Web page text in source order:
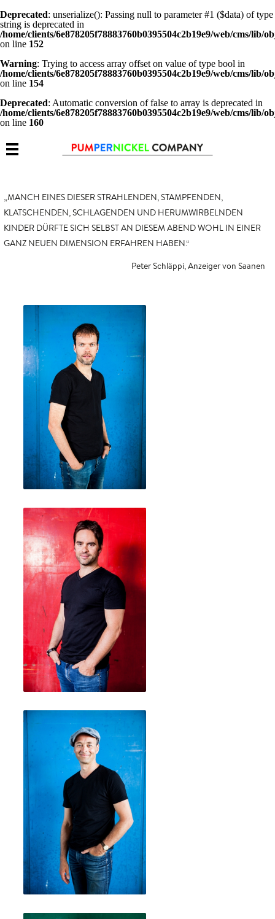
Deprecated: unserialize(): Passing null to parameter #1 ($data) of type
string is deprecated in
/home/clients/6e878205f78883760b0395504c2b19e9/web/cms/lib/
on line 152
Warning: Trying to access array offset on value of type bool in
/home/clients/6e878205f78883760b0395504c2b19e9/web/cms/lib/
on line 154
Deprecated: Automatic conversion of false to array is deprecated in
/home/clients/6e878205f78883760b0395504c2b19e9/web/cms/lib/
on line 160
„MANCH EINES DIESER STRAHLENDEN, STAMPFENDEN,
KLATSCHENDEN, SCHLAGENDEN UND HERUMWIRBELNDEN
KINDER DÜRFTE SICH SELBST AN DIESEM ABEND WOHL IN EINER
GANZ NEUEN DIMENSION ERFAHREN HABEN.“
Peter Schläppi, Anzeiger von Saanen